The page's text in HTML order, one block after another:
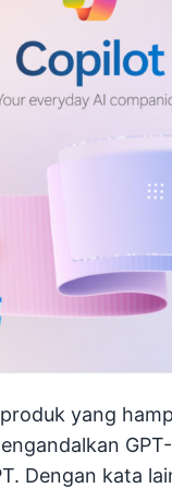
yang
Dengan kata